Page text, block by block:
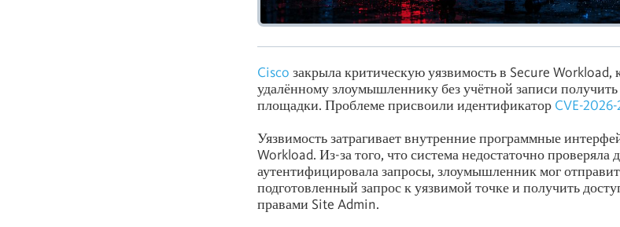
Cisco закрыла критическую уязвимость в Secure Workload,
удалённому злоумышленнику без учётной записи
площадки. Проблеме присвоили идентификатор CVE-
Уязвимость затрагивает внутренние программные
Workload. Из-за того, что система недостаточно проверяла
аутентифицировала запросы, злоумышленник мог
подготовленный запрос к уязвимой точке и получить
правами Site Admin.